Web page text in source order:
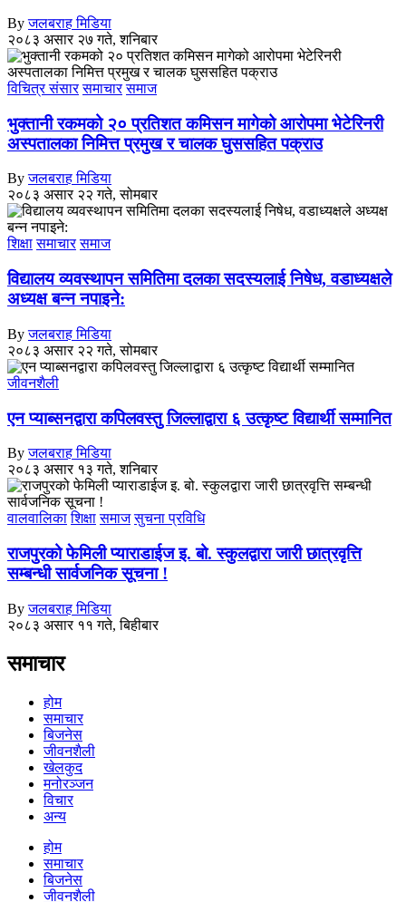
By जलबराह मिडिया
२०८३ असार २७ गते, शनिबार
विचित्र संसार समाचार समाज
भुक्तानी रकमको २० प्रतिशत कमिसन मागेको आरोपमा भेटेरिनरी
अस्पतालका निमित्त प्रमुख र चालक घुससहित पक्राउ
By जलबराह मिडिया
२०८३ असार २२ गते, सोमबार
शिक्षा समाचार समाज
विद्यालय व्यवस्थापन समितिमा दलका सदस्यलाई निषेध, वडाध्यक्षले
अध्यक्ष बन्न नपाइने:
By जलबराह मिडिया
२०८३ असार २२ गते, सोमबार
जीवनशैली
एन प्याब्सनद्वारा कपिलवस्तु जिल्लाद्वारा ६ उत्कृष्ट विद्यार्थी सम्मानित
By जलबराह मिडिया
२०८३ असार १३ गते, शनिबार
वालवालिका शिक्षा समाज सुचना प्रविधि
राजपुरको फेमिली प्याराडाईज इ. बो. स्कुलद्वारा जारी छात्रवृत्ति
सम्बन्धी सार्वजनिक सूचना !
By जलबराह मिडिया
२०८३ असार ११ गते, बिहीबार
समाचार
होम
समाचार
बिजनेस
जीवनशैली
खेलकुद
मनोरञ्जन
विचार
अन्य
होम
समाचार
बिजनेस
जीवनशैली